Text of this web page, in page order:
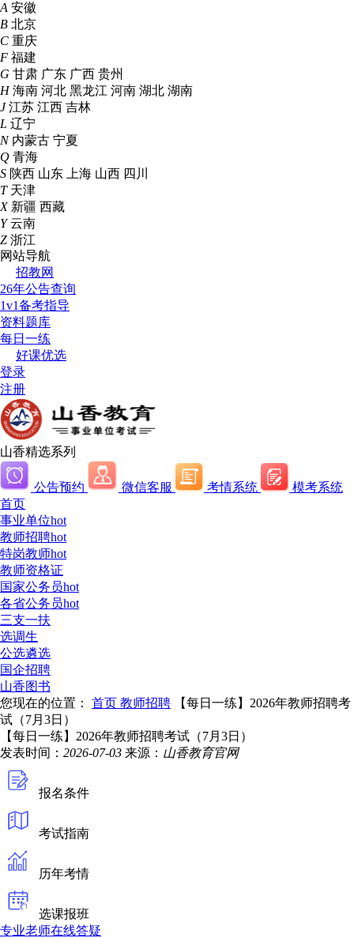
A 安徽
B 北京
C 重庆
F 福建
G 甘肃 广东 广西 贵州
H 海南 河北 黑龙江 河南 湖北 湖南
J 江苏 江西 吉林
L 辽宁
N 内蒙古 宁夏
Q 青海
S 陕西 山东 上海 山西 四川
T 天津
X 新疆 西藏
Y 云南
Z 浙江
网站导航
招教网
26年公告查询
1v1备考指导
资料题库
每日一练
好课优选
登录
注册
山香精选系列
公告预约 微信客服 考情系统
模考系统
首页
事业单位hot
教师招聘hot
特岗教师hot
教师资格证
国家公务员hot
各省公务员hot
三支一扶
选调生
公选遴选
国企招聘
山香图书
您现在的位置： 首页 教师招聘
【每日一练】2026年教师招聘考
试（7月3日）
【每日一练】2026年教师招聘考试（7月3日）
发表时间： 2026-07-03 来源： 山香教育官网
报名条件
考试指南
历年考情
选课报班
专业老师在线答疑